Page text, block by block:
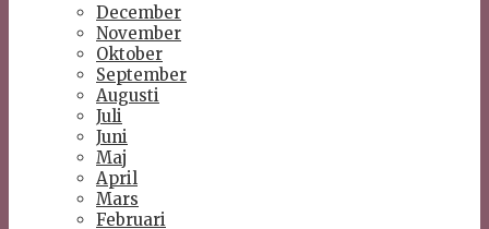
December
November
Oktober
September
Augusti
Juli
Juni
Maj
April
Mars
Februari